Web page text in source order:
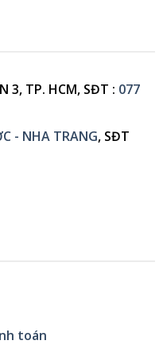
3, TP. HCM, SĐT : 077
- NHA TRANG, SĐT
toán